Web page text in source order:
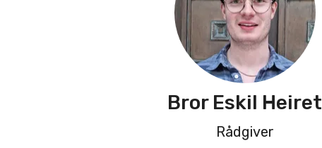
Bror Eskil Heiret
Rådgiver